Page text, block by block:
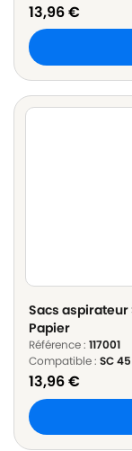
13,96€
Sacs aspirateur
Papier
Référence : 117001
Compatible : SC 45
13,96€